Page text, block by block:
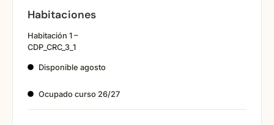
Habitaciones
Habitación 1 –
CDP_CRC_3_1
Disponible agosto
Ocupado curso 26/27